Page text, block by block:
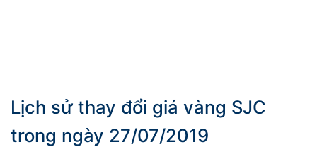
Lịch sử thay đổi giá vàng SJC
trong ngày 27/07/2019